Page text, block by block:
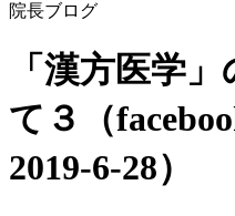
院長ブログ
「漢方医学
て３（
2019-6-28）